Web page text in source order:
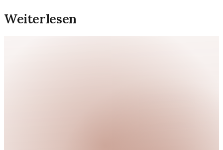
Weiterlesen